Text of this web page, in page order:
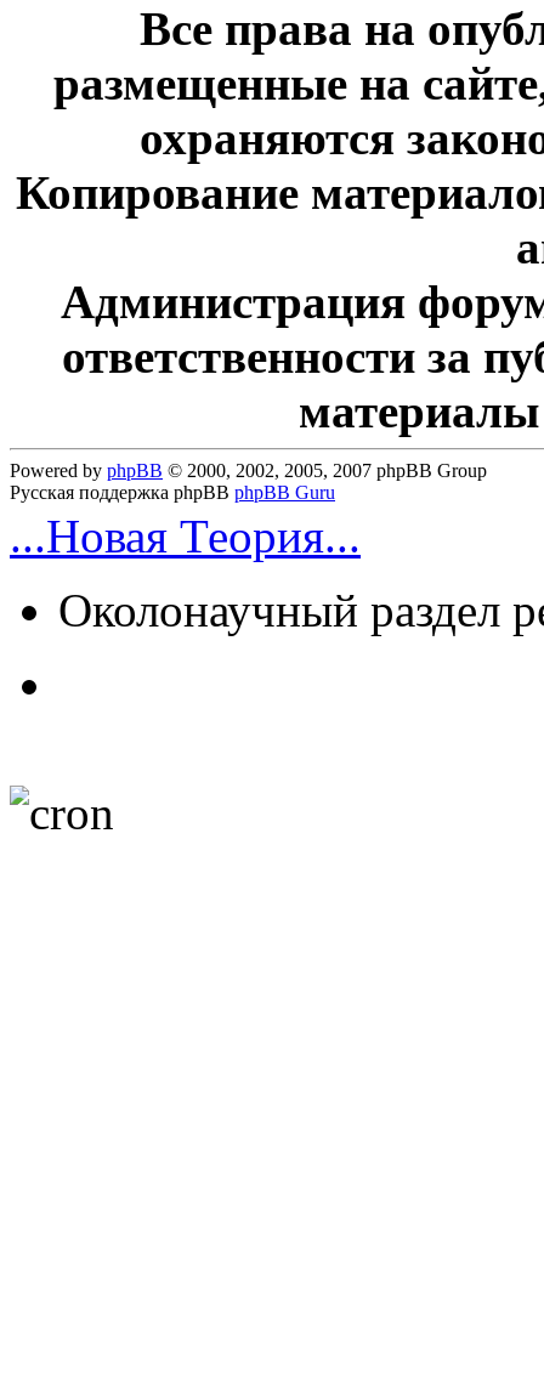
Все права на
размещенные на
охраняются
Копирование
Администрация
ответственности за
Powered by phpBB © 2000, 2002, 2005, 2007 phpBB Group
Русская поддержка phpBB phpBB Guru
...Новая Теория...
Околонаучный раздел